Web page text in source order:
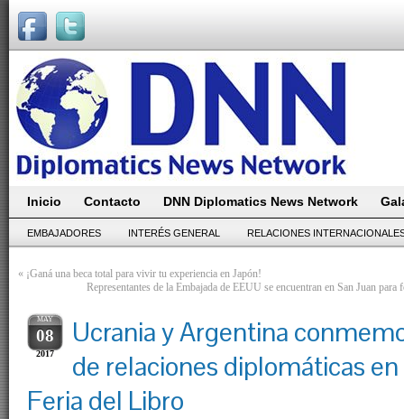
Inicio Contacto DNN Diplomatics News Network
EMBAJADORES INTERÉS GENERAL RELACIONES
« ¡Ganá una beca total para vivir tu experiencia en Japón!
Representantes de la Embajada de EEUU se encuentran en San Juan
MAY
08
2017
Ucrania y Argentina
de relaciones diplomáticas
Feria del Libro